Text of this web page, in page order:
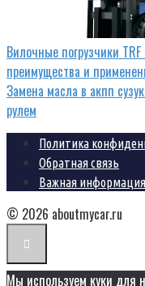
Вилочные погрузчики
преимущества и
Замена масла в акпп
рулем
Политика
Обратная связь
Важная информация
© 2026 aboutmycar.ru
Мы используем куки для